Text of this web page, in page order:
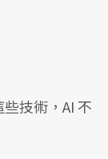
技術，AI 不